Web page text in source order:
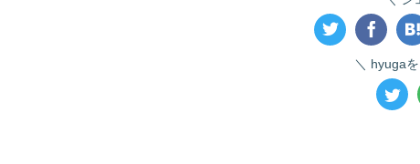
hyuga